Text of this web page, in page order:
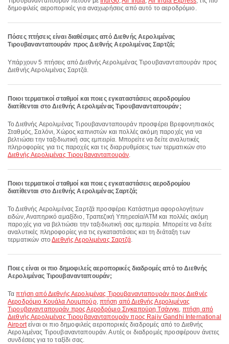
δημοφιλείς αεροπορικές για αναχωρήσεις από αυτό το αεροδρόμιο.
Πόσες πτήσεις είναι διαθέσιμες από Διεθνής Αερολιμένας
Τιρουβανανταπουράν προς Διεθνής Αερολιμένας Σαρτζά;
Υπάρχουν 5 πτήσεις από Διεθνής Αερολιμένας Τιρουβανανταπουράν προς
Διεθνής Αερολιμένας Σαρτζά.
Ποιοι τερματικοί σταθμοί και ποιες εγκαταστάσεις αεροδρομίου
διατίθενται στο Διεθνής Αερολιμένας Τιρουβανανταπουράν;
Το Διεθνής Αερολιμένας Τιρουβανανταπουράν προσφέρει Βρεφονηπιακός
Σταθμός, Σαλόνι, Χώρος καπνιστών και πολλές ακόμη παροχές για να
βελτιώσει την ταξιδιωτική σας εμπειρία. Μπορείτε να δείτε αναλυτικές
πληροφορίες για τις παροχές και τις διαρρυθμίσεις των τερματικών στο
Διεθνής Αερολιμένας Τιρουβανανταπουράν.
Ποιοι τερματικοί σταθμοί και ποιες εγκαταστάσεις αεροδρομίου
διατίθενται στο Διεθνής Αερολιμένας Σαρτζά;
Το Διεθνής Αερολιμένας Σαρτζά προσφέρει Κατάστημα αφορολογήτων
ειδών, Αναπηρικό αμαξίδιο, Τραπεζική Υπηρεσία/ΑΤΜ και πολλές ακόμη
παροχές για να βελτιώσει την ταξιδιωτική σας εμπειρία. Μπορείτε να δείτε
αναλυτικές πληροφορίες για τις εγκαταστάσεις και τη διάταξη των
τερματικών στοΔιεθνής Αερολιμένας Σαρτζά.
Ποιες είναι οι πιο δημοφιλείς αεροπορικές διαδρομές από το Διεθνής
Αερολιμένας Τιρουβανανταπουράν;
Ταπτήση από Διεθνής Αερολιμένας Τιρουβανανταπουράν προς Διεθνές
Αεροδρόμιο Κουάλα Λουμπούρ, πτήση από Διεθνής Αερολιμένας
Τιρουβανανταπουράν προς Αεροδρόμιο Σιγκαπούρη Τσάνγκι, πτήση από
Διεθνής Αερολιμένας Τιρουβανανταπουράν προς Rajiv Gandhi International
Airportείναι οι πιο δημοφιλείς αεροπορικές διαδρομές από το Διεθνής
Αερολιμένας Τιρουβανανταπουράν. Αυτές οι διαδρομές προσφέρουν άνετες
συνδέσεις για το ταξίδι σας.